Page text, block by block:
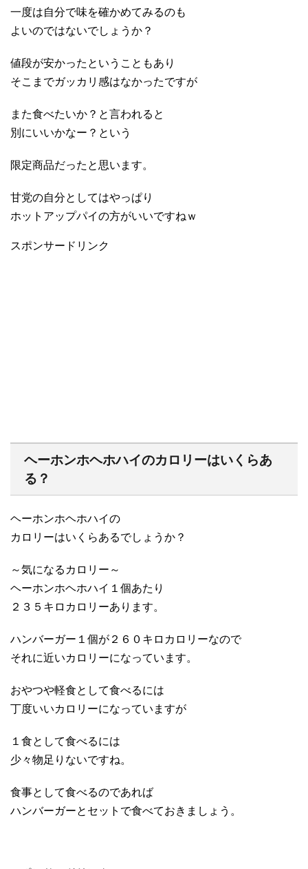
一度は自分で味を確かめてみるのも
よいのではないでしょうか？
値段が安かったということもあり
そこまでガッカリ感はなかったですが
また食べたいか？と言われると
別にいいかなー？という
限定商品だったと思います。
甘党の自分としてはやっぱり
ホットアップパイの方がいいですねｗ
スポンサードリンク
ヘーホンホヘホハイのカロリーはいくらあ
る？
ヘーホンホヘホハイの
カロリーはいくらあるでしょうか？
～気になるカロリー～
ヘーホンホヘホハイ１個あたり
２３５キロカロリーあります。
ハンバーガー１個が２６０キロカロリーなので
それに近いカロリーになっています。
おやつや軽食として食べるには
丁度いいカロリーになっていますが
１食として食べるには
少々物足りないですね。
食事として食べるのであれば
ハンバーガーとセットで食べておきましょう。